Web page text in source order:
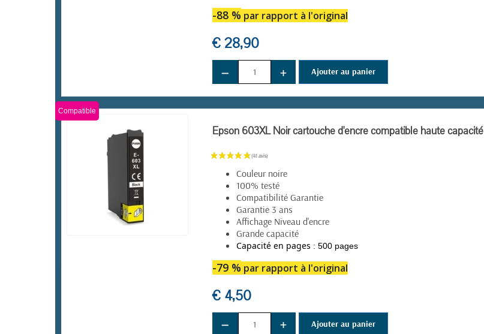
-88 % par rapport à l'original
€ 28,90
− + Ajouter au panier
Compatible
Epson 603XL Noir cartouche d'encre compatible haute capacité
Couleur noire
100% testé
Compatibilité Garantie
Garantie 3 ans
Affichage Niveau d'encre
Grande capacité
Capacité en pages : 500 pages
-79 % par rapport à l'original
€ 4,50
− + Ajouter au panier